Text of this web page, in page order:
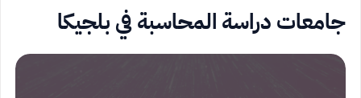
جامعات دراسة المحاسبة في بلجيكا